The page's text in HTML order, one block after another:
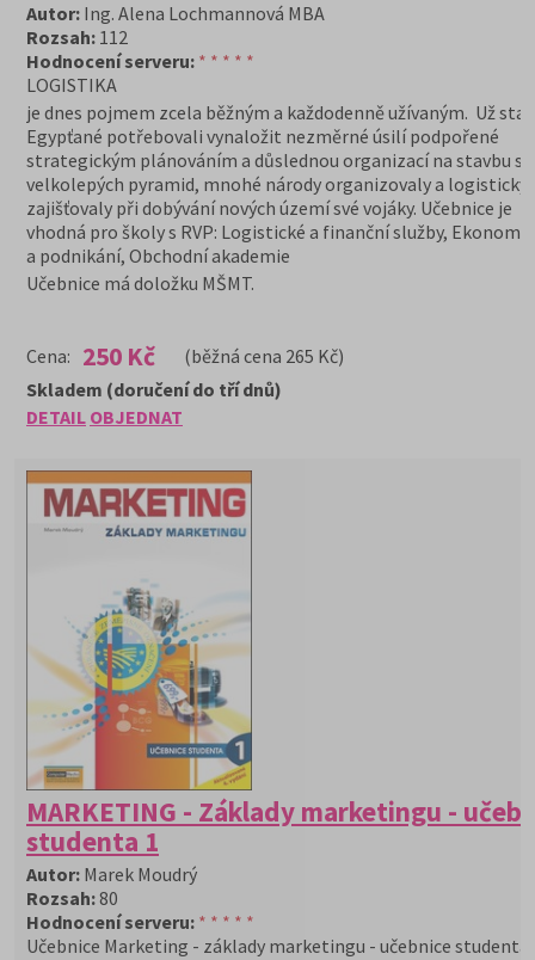
Autor: Ing. Alena Lochmannová MBA
Rozsah: 112
Hodnocení serveru: * * * * *
LOGISTIKA
je dnes pojmem zcela běžným a každodenně užívaným. Už
Egypťané potřebovali vynaložit nezměrné úsilí podpořené
strategickým plánováním a důslednou organizací na stavbu
velkolepých pyramid, mnohé národy organizovaly a logisticky
zajišťovaly při dobývání nových území své vojáky. Učebnice je
vhodná pro školy s RVP: Logistické a finanční služby,
a podnikání, Obchodní akademie
Učebnice má doložku MŠMT.
Cena: 250 Kč (běžná cena 265 Kč)
DETAIL OBJEDNAT
Skladem (doručení do tří dnů)
MARKETING - Základy marketingu -
studenta 1
Autor: Marek Moudrý
Rozsah:80
Hodnocení serveru: * * * * *
Učebnice Marketing - základy marketingu - učebnice studenta